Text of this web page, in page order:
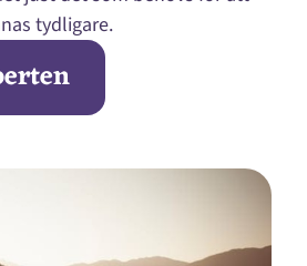
tydligare.